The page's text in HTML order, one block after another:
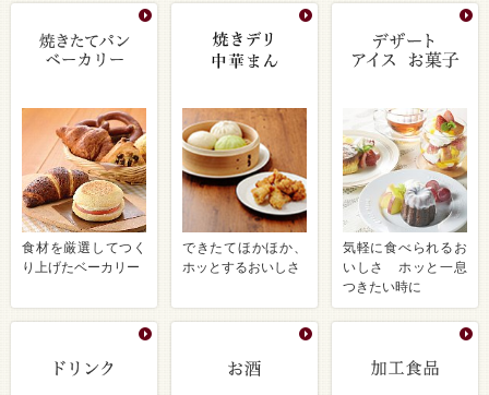
食材を厳選してつく
り上げたベーカリー
できたてほかほか、
ホッとするおいしさ
気軽に食べられるお
いしさ ホッと一息
つきたい時に